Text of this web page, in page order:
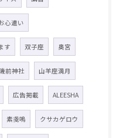
心遣い
す 双子座 奥宮
前神社 山羊座満月
広告掲載 ALEESHA
素戔嗚 クサカゲロウ